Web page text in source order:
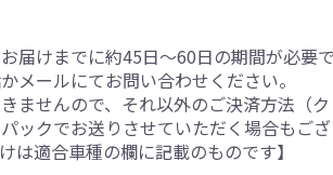
けまでに約45日～60日の期間が必要で
メールにてお問い合わせください。
ませんので、それ以外のご決済方法（
ックでお送りさせていただく場合もござ
は適合車種の欄に記載のものです】